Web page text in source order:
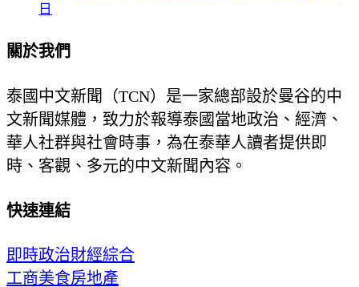
日
關於我們
泰國中文新聞（TCN）是一家總部設於曼谷的中
文新聞媒體，致力於報導泰國當地政治、經濟、
華人社群與社會時事，為在泰華人讀者提供即
時、客觀、多元的中文新聞內容。
快速連結
即時政治財經綜合
工商美食房地產